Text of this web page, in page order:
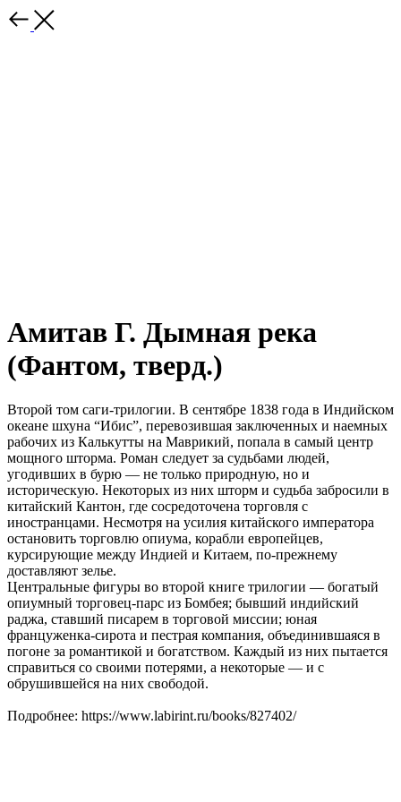
Амитав Г. Дымная река
(Фантом, тверд.)
Второй том саги-трилогии. В сентябре 1838 года в Индийском
океане шхуна “Ибис”, перевозившая заключенных и наемных
рабочих из Калькутты на Маврикий, попала в самый центр
мощного шторма. Роман следует за судьбами людей,
угодивших в бурю — не только природную, но и
историческую. Некоторых из них шторм и судьба забросили в
китайский Кантон, где сосредоточена торговля с
иностранцами. Несмотря на усилия китайского императора
остановить торговлю опиума, корабли европейцев,
курсирующие между Индией и Китаем, по-прежнему
доставляют зелье.
Центральные фигуры во второй книге трилогии — богатый
опиумный торговец-парс из Бомбея; бывший индийский
раджа, ставший писарем в торговой миссии; юная
француженка-сирота и пестрая компания, объединившаяся в
погоне за романтикой и богатством. Каждый из них пытается
справиться со своими потерями, а некоторые — и с
обрушившейся на них свободой.
Подробнее: https://www.labirint.ru/books/827402/